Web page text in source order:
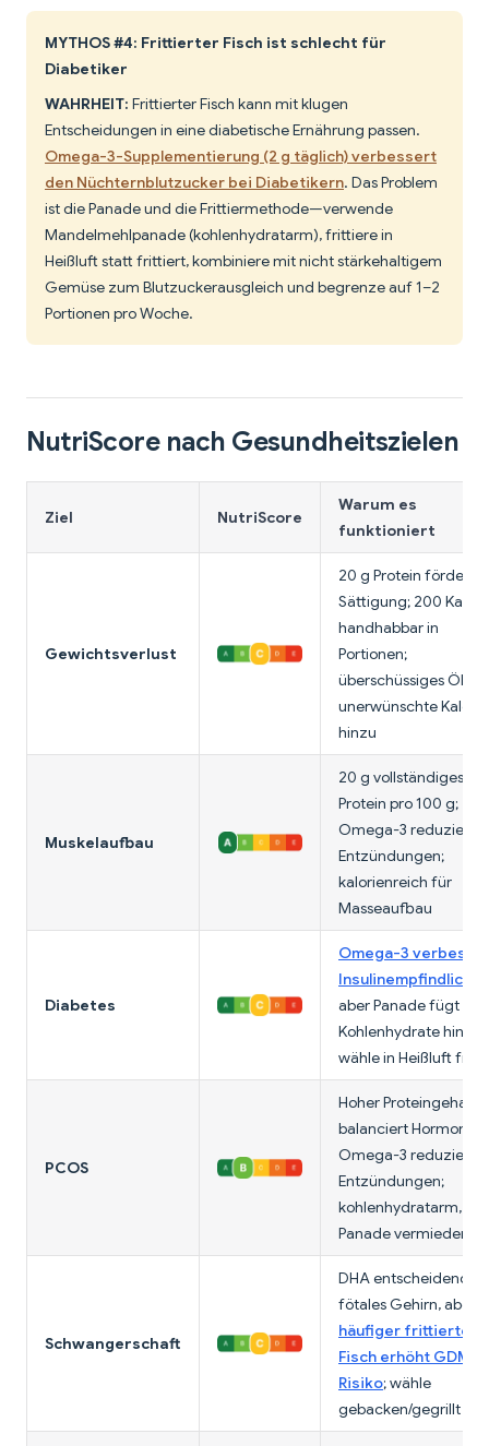
MYTHOS #4: Frittierter Fisch ist schlecht für
Diabetiker
WAHRHEIT: Frittierter Fisch kann mit klugen
Entscheidungen in eine diabetische Ernährung passen.
Omega-3-Supplementierung (2 g täglich) verbessert
den Nüchternblutzucker bei Diabetikern. Das Problem
ist die Panade und die Frittiermethode—verwende
Mandelmehlpanade (kohlenhydratarm), frittiere in
Heißluft statt frittiert, kombiniere mit nicht stärkehaltigem
Gemüse zum Blutzuckerausgleich und begrenze auf 1–2
Portionen pro Woche.
NutriScore nach Gesundheitszielen
Ziel NutriScore
Warum es
funktioniert
Gewichtsverlust
20 g Protein fördern
Sättigung; 200
handhabbar in
Portionen;
überschüssiges Öl
unerwünschte
hinzu
Muskelaufbau
20 g vollständiges
Protein pro 100 g;
Omega-3 reduzieren
Entzündungen;
kalorienreich für
Masseaufbau
Diabetes
Omega-3
aber Panade fügt
Kohlenhydrate hinzu;
wähle in Heißluft
PCOS
Hoher Proteingehalt
balanciert Hormone;
Omega-3 reduzieren
Entzündungen;
kohlenhydratarm,
Panade vermieden
Schwangerschaft
DHA entscheidend
fötales Gehirn, aber
häufiger frittierter
Fisch erhöht GDM-
Risiko; wähle
gebacken/gegrillt